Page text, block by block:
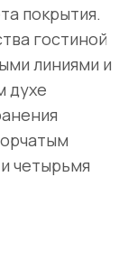
покрытия.
гостиной
линиями и
духе
четырьмя